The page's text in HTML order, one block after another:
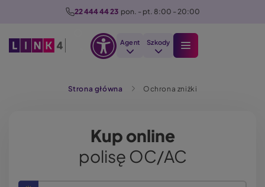
22 444 44 23 pon. - pt. 8:00 - 20:00
Agent Szkody
Strona główna Ochrona zniżki
Kup online
polisę OC/AC